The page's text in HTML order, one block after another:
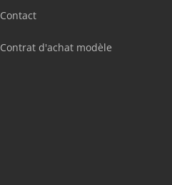
Contact
Contrat d'achat modèle